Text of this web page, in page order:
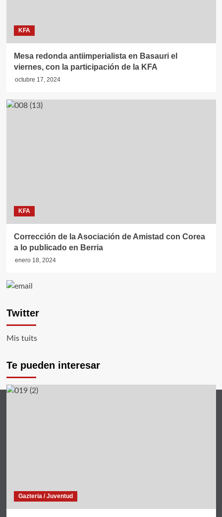
KFA
Mesa redonda antiimperialista en Basauri el
viernes, con la participación de la KFA
octubre 17, 2024
KFA
Corrección de la Asociación de Amistad con Corea
a lo publicado en Berria
enero 18, 2024
Twitter
Mis tuits
Te pueden interesar
Gazteria / Juventud